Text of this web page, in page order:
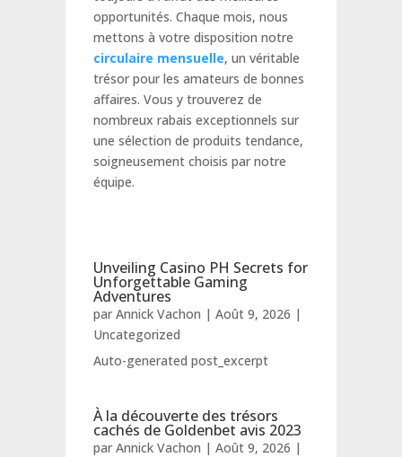
opportunités. Chaque mois, nous
mettons à votre disposition notre
circulaire mensuelle, un véritable
trésor pour les amateurs de bonnes
affaires. Vous y trouverez de
nombreux rabais exceptionnels sur
une sélection de produits tendance,
soigneusement choisis par notre
équipe.
Unveiling Casino PH Secrets for
Unforgettable Gaming
Adventures
par Annick Vachon | Août 9, 2026 |
Uncategorized
Auto-generated post_excerpt
À la découverte des trésors
cachés de Goldenbet avis 2023
par Annick Vachon | Août 9, 2026 |